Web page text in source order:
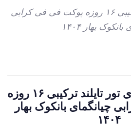
اطلاعات تور تایلند ترکیبی ۱۶ روزه پوکت فی فی کرابی
بهار ۱۴۰۴
قیمت ها و هتل های تور تایلند ترکیبی ۱۶ روزه
چیانگمای بانکوک بهار
۱۴۰۴